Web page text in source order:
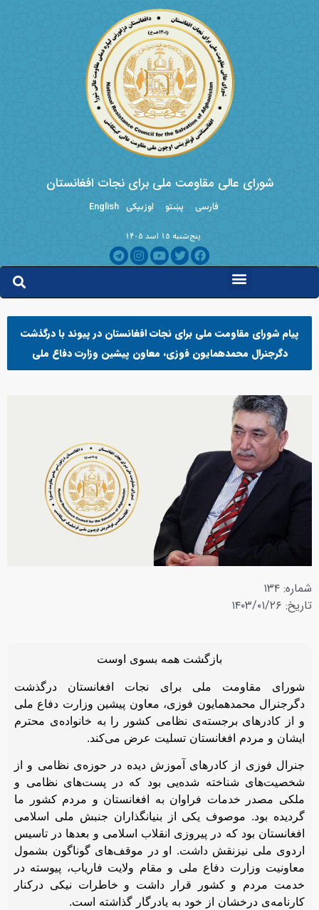
شورای عالی مقاومت ملی برای نجات افغانستان
فارسی پښتو اوزبیکی English
پنج‌شنبه ۱۵ اسد ۱۴۰۵
پیام شورای مقاومت ملی برای نجات افغانستان در پیوند با درگذشت
دگرجنرال محمدهمایون فوزی، معاون پیشین وزارت دفاع ملی
شماره: ۱۳۴
تاریخ: ۱۴۰۳/۰۱/۲۶
بازگشت همه بسوی اوست
شورای مقاومت ملی برای نجات افغانستان درگذشت
دگرجنرال محمدهمایون فوزی، معاون پیشین وزارت دفاع ملی
و از کادرهای برجسته‌ی نظامی کشور را به خانواده‌ی محترم
ایشان و مردم افغانستان تسلیت عرض می‌کند.
جنرال فوزی از کادرهای آموزش دیده در حوزه‌ی نظامی و از
شخصیت‌های شناخته شده‌یی بود که در پست‌های نظامی و
ملکی مصدر خدمات فراوان به افغانستان و مردم کشور ما
گردیده بود. موصوف یکی از بنیانگذاران جنبش ملی اسلامی
افغانستان بود که در پیروزی انقلاب اسلامی و بعدها در تاسیس
اردوی ملی نیزنقش داشت. او در موقف‌های گوناگون بشمول
معاونیت وزارت دفاع ملی و مقام ولایت فاریاب، پیوسته در
خدمت مردم و کشور قرار داشت و خاطرات نیکی درکنار
کارنامه‌ی درخشان از خود به یادرگار گذاشته است.